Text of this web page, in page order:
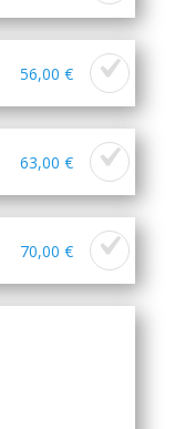
56,00 €
63,00 €
70,00 €